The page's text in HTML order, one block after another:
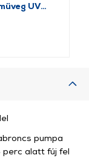
UV
pumpa
perc alatt fúj fel